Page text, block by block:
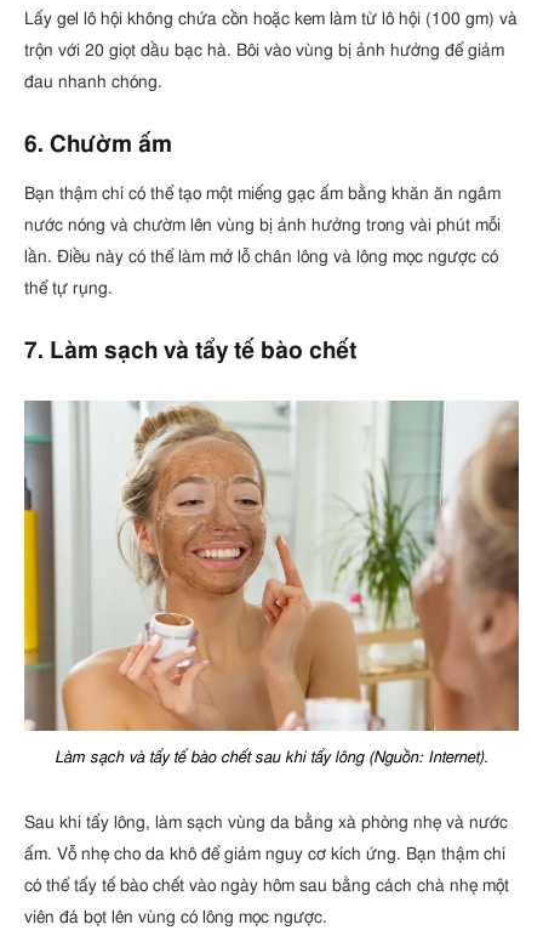
Lấy gel lô hội không chứa cồn hoặc kem làm từ lô hội (100 gm) và
trộn với 20 giọt dầu bạc hà. Bôi vào vùng bị ảnh hưởng để giảm
đau nhanh chóng.
6. Chườm ấm
Bạn thậm chí có thể tạo một miếng gạc ấm bằng khăn ăn ngâm
nước nóng và chườm lên vùng bị ảnh hưởng trong vài phút mỗi
lần. Điều này có thể làm mở lỗ chân lông và lông mọc ngược có
thể tự rụng.
7. Làm sạch và tẩy tế bào chết
Làm sạch và tẩy tế bào chết sau khi tẩy lông (Nguồn: Internet).
Sau khi tẩy lông, làm sạch vùng da bằng xà phòng nhẹ và nước
ấm. Vỗ nhẹ cho da khô để giảm nguy cơ kích ứng. Bạn thậm chí
có thể tẩy tế bào chết vào ngày hôm sau bằng cách chà nhẹ một
viên đá bọt lên vùng có lông mọc ngược.